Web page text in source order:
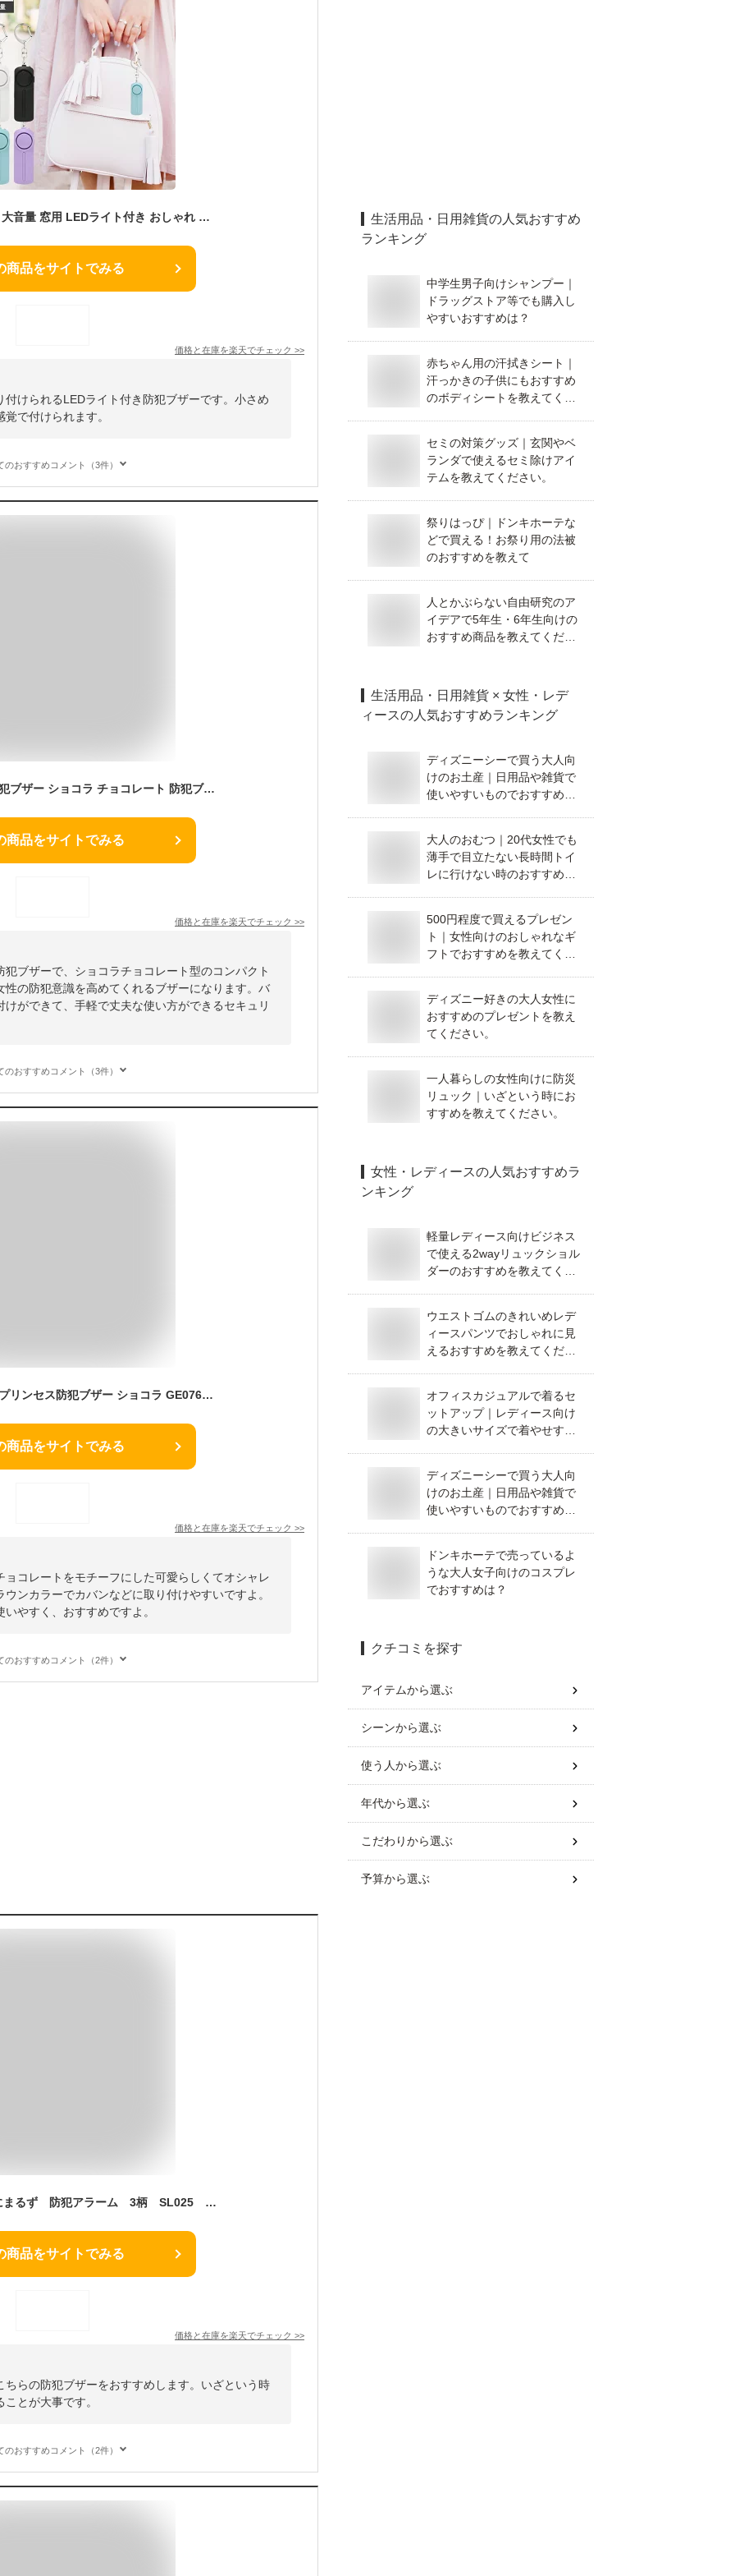
防犯ブザー 女性 大人 大音量 窓用 LEDライト付き おしゃれ 電池式 キーホルダー 子ども 子供 ランドセル 小学生 玄関 お知らせブザー 警報ブザー 防犯アラーム ボウハンブザー 防犯グッズ 登下校 通学 遭難 災害 ランドセル 男 女 男の子 女の子
商品をサイトでみる
価格と在庫を楽天でチェック >>
けられるLEDライト付き防犯ブザーです。小さめ
で付けられます。
のおすすめコメント（3件）
アスカ プリンセス 防犯ブザー ショコラ チョコレート 防犯ブザー 大音量 ランドセル 男の子 女の子 女性 子供 子ども 大人 小学生 低学年 小型 小さい 防犯 用心 誤作動防止 SW付き かわいい 入学祝い GE076 3種【メール便送料無料 】
商品をサイトでみる
価格と在庫を楽天でチェック >>
ブザーで、ショコラチョコレート型のコンパクト
の防犯意識を高めてくれるブザーになります。バ
ができて、手軽で丈夫な使い方ができるセキュリ
のおすすめコメント（3件）
アスカ チョコレート プリンセス防犯ブザー ショコラ GE076N (キャラメルGE076ON/フランボアーズGE076PN/ミルクGE076WN) 【ゆうパケット便(追跡あり)送料無料】
商品をサイトでみる
価格と在庫を楽天でチェック >>
コレートをモチーフにした可愛らしくてオシャレ
ンカラーでカバンなどに取り付けやすいですよ。
やすく、おすすめですよ。
のおすすめコメント（2件）
クツワ ふわもこあにまるず 防犯アラーム 3柄 SL025 [M便 1/2]
商品をサイトでみる
価格と在庫を楽天でチェック >>
らの防犯ブザーをおすすめします。いざという時
とが大事です。
のおすすめコメント（2件）
生活用品・日用雑貨の人気おすすめ
ランキング
中学生男子向けシャンプー｜
ドラッグストア等でも購入し
やすいおすすめは？
赤ちゃん用の汗拭きシート｜
汗っかきの子供にもおすすめ
のボディシートを教えてくだ
セミの対策グッズ｜玄関やベ
ランダで使えるセミ除けアイ
テムを教えてください。
祭りはっぴ｜ドンキホーテな
どで買える！お祭り用の法被
のおすすめを教えて
人とかぶらない自由研究のア
イデアで5年生・6年生向けの
おすすめ商品を教えてくださ
生活用品・日用雑貨 × 女性・レデ
ィースの人気おすすめランキング
ディズニーシーで買う大人向
けのお土産｜日用品や雑貨で
使いやすいものでおすすめを
大人のおむつ｜20代女性でも
薄手で目立たない長時間トイ
レに行けない時のおすすめオ
500円程度で買えるプレゼン
ト｜女性向けのおしゃれなギ
フトでおすすめを教えてくだ
ディズニー好きの大人女性に
おすすめのプレゼントを教え
てください。
一人暮らしの女性向けに防災
リュック｜いざという時にお
すすめを教えてください。
女性・レディースの人気おすすめラ
ンキング
軽量レディース向けビジネス
で使える2wayリュックショル
ダーのおすすめを教えてくだ
ウエストゴムのきれいめレデ
ィースパンツでおしゃれに見
えるおすすめを教えてくださ
オフィスカジュアルで着るセ
ットアップ｜レディース向け
の大きいサイズで着やせする
ディズニーシーで買う大人向
けのお土産｜日用品や雑貨で
使いやすいものでおすすめを
ドンキホーテで売っているよ
うな大人女子向けのコスプレ
でおすすめは？
クチコミを探す
アイテムから選ぶ
シーンから選ぶ
使う人から選ぶ
年代から選ぶ
こだわりから選ぶ
予算から選ぶ